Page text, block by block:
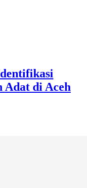
di Aceh